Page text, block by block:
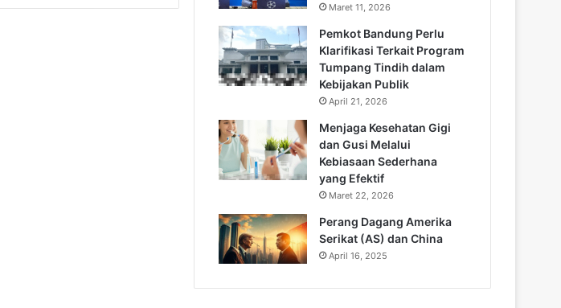
Maret 11, 2026
Pemkot Bandung Perlu
Klarifikasi Terkait Program
Tumpang Tindih dalam
Kebijakan Publik
April 21, 2026
Menjaga Kesehatan Gigi
dan Gusi Melalui
Kebiasaan Sederhana
yang Efektif
Maret 22, 2026
Perang Dagang Amerika
Serikat (AS) dan China
April 16, 2025